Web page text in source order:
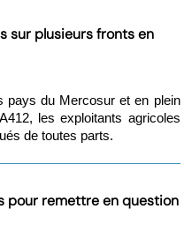
sur plusieurs fronts en
pays du Mercosur et en plein
les exploitants agricoles
de toutes parts.
pour remettre en question